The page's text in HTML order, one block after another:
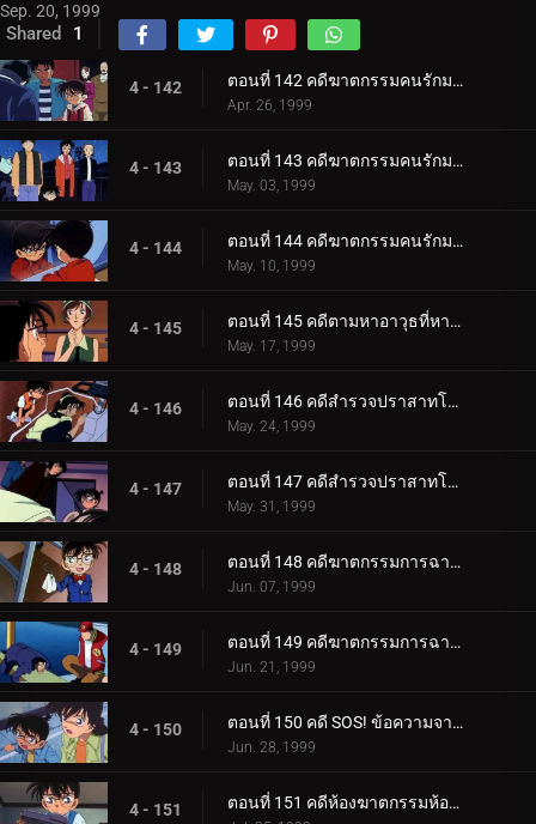
Sep. 20, 1999
Shared 1
4 - 142 ตอนที่ 142 คดีฆาตกรรมคนรักมายากล (ภาคคดี)
Apr. 26, 1999
4 - 143 ตอนที่ 143 คดีฆาตกรรมคนรักมายากล (ภาคสงสัย)
May. 03, 1999
4 - 144 ตอนที่ 144 คดีฆาตกรรมคนรักมายากล (ภาคไขคดี)
May. 10, 1999
4 - 145 ตอนที่ 145 คดีตามหาอาวุธที่หายไป
May. 17, 1999
4 - 146 ตอนที่ 146 คดีสำรวจปราสาทโบราณ (ตอนแรก)
May. 24, 1999
4 - 147 ตอนที่ 147 คดีสำรวจปราสาทโบราณ (ตอนจบ)
May. 31, 1999
4 - 148 ตอนที่ 148 คดีฆาตกรรมการฉายภาพยนตร์ครั้งสุดท้าย (ตอนแรก)
Jun. 07, 1999
4 - 149 ตอนที่ 149 คดีฆาตกรรมการฉายภาพยนตร์ครั้งสุดท้าย (ตอนจบ)
Jun. 21, 1999
4 - 150 ตอนที่ 150 คดี SOS! ข้อความจากอายูมิ
Jun. 28, 1999
4 - 151 ตอนที่ 151 คดีห้องฆาตกรรมห้องปิดตายในคืนก่อนแต่งงาน (ตอนแรก)